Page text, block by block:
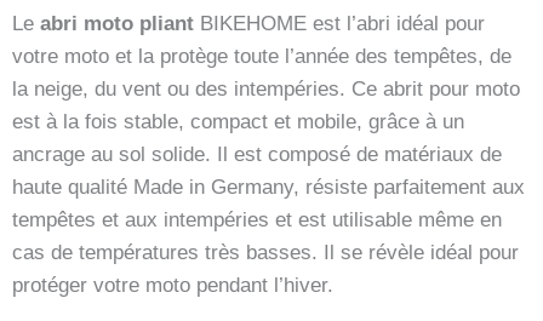
Le abri moto pliant BIKEHOME est l’abri idéal pour
votre moto et la protège toute l’année des tempêtes, de
la neige, du vent ou des intempéries. Ce abrit pour moto
est à la fois stable, compact et mobile, grâce à un
ancrage au sol solide. Il est composé de matériaux de
haute qualité Made in Germany, résiste parfaitement aux
tempêtes et aux intempéries et est utilisable même en
cas de températures très basses. Il se révèle idéal pour
protéger votre moto pendant l’hiver.